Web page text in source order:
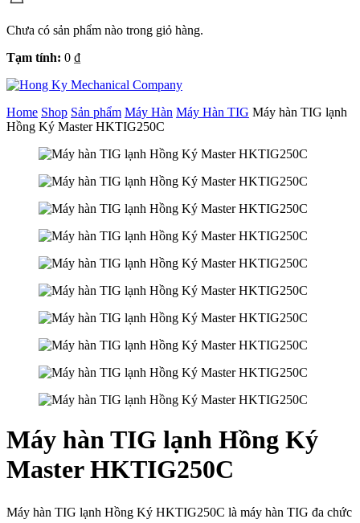
Chưa có sản phẩm nào trong giỏ hàng.
Tạm tính: 0 ₫
Home Shop Sản phẩm Máy Hàn Máy Hàn TIG Máy hàn TIG lạnh
Hồng Ký Master HKTIG250C
Máy hàn TIG lạnh Hồng Ký
Master HKTIG250C
Máy hàn TIG lạnh Hồng Ký HKTIG250C là máy hàn TIG đa chức